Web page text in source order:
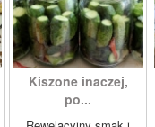
Kiszone inaczej,
po...